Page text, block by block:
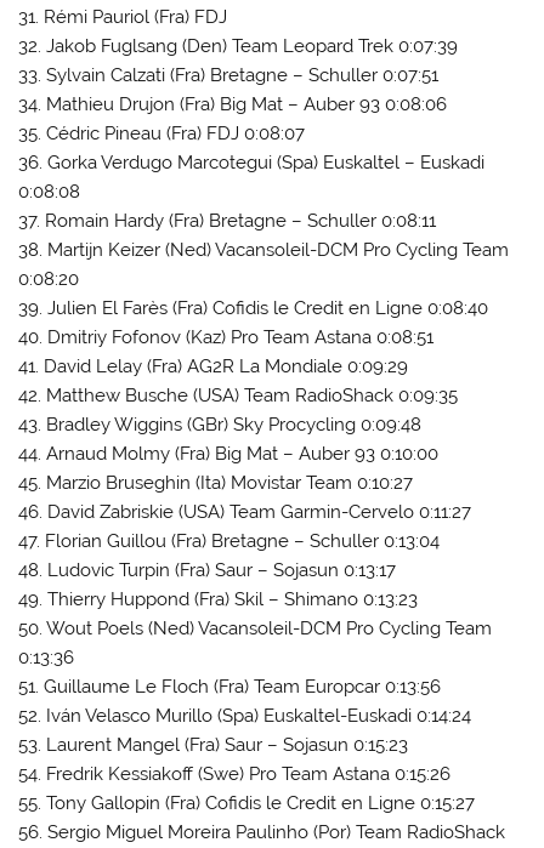
31. Rémi Pauriol (Fra) FDJ
32. Jakob Fuglsang (Den) Team Leopard Trek 0:07:39
33. Sylvain Calzati (Fra) Bretagne – Schuller 0:07:51
34. Mathieu Drujon (Fra) Big Mat – Auber 93 0:08:06
35. Cédric Pineau (Fra) FDJ 0:08:07
36. Gorka Verdugo Marcotegui (Spa) Euskaltel – Euskadi
0:08:08
37. Romain Hardy (Fra) Bretagne – Schuller 0:08:11
38. Martijn Keizer (Ned) Vacansoleil-DCM Pro Cycling Team
0:08:20
39. Julien El Farès (Fra) Cofidis le Credit en Ligne 0:08:40
40. Dmitriy Fofonov (Kaz) Pro Team Astana 0:08:51
41. David Lelay (Fra) AG2R La Mondiale 0:09:29
42. Matthew Busche (USA) Team RadioShack 0:09:35
43. Bradley Wiggins (GBr) Sky Procycling 0:09:48
44. Arnaud Molmy (Fra) Big Mat – Auber 93 0:10:00
45. Marzio Bruseghin (Ita) Movistar Team 0:10:27
46. David Zabriskie (USA) Team Garmin-Cervelo 0:11:27
47. Florian Guillou (Fra) Bretagne – Schuller 0:13:04
48. Ludovic Turpin (Fra) Saur – Sojasun 0:13:17
49. Thierry Huppond (Fra) Skil – Shimano 0:13:23
50. Wout Poels (Ned) Vacansoleil-DCM Pro Cycling Team
0:13:36
51. Guillaume Le Floch (Fra) Team Europcar 0:13:56
52. Iván Velasco Murillo (Spa) Euskaltel-Euskadi 0:14:24
53. Laurent Mangel (Fra) Saur – Sojasun 0:15:23
54. Fredrik Kessiakoff (Swe) Pro Team Astana 0:15:26
55. Tony Gallopin (Fra) Cofidis le Credit en Ligne 0:15:27
56. Sergio Miguel Moreira Paulinho (Por) Team RadioShack